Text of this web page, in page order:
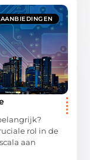
AANBIEDINGEN
rol in de
aan